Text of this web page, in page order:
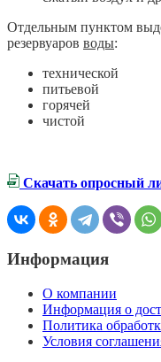
Отдельным пунктом
резервуаров воды:
технической
питьевой
горячей
чистой
Скачать опросный
Информация
О компании
Информация о
Политика
Условия